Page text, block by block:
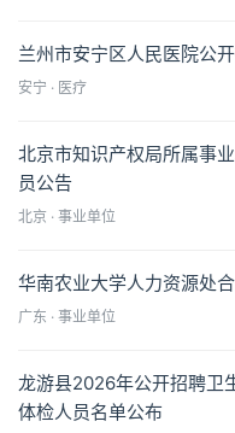
兰州市安宁区人民医院公
安宁 · 医疗
北京市知识产权局所属事
员公告
北京 · 事业单位
华南农业大学人力资源处
广东 · 事业单位
龙游县2026年公开招聘卫
体检人员名单公布